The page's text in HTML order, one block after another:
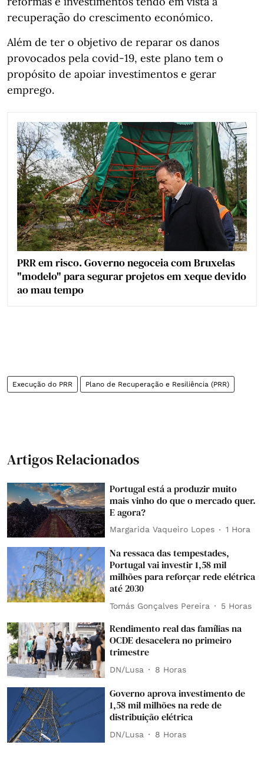
recuperação do crescimento económico.
Além de ter o objetivo de reparar os danos
provocados pela covid-19, este plano tem o
propósito de apoiar investimentos e gerar
emprego.
PRR em risco. Governo negoceia com Bruxelas
"modelo" para segurar projetos em xeque devido
ao mau tempo
Execução do PRR Plano de Recuperação e Resiliência (PRR)
Artigos Relacionados
Portugal está a produzir muito
mais vinho do que o mercado quer.
E agora?
Margarida Vaqueiro Lopes 1 Hora
Na ressaca das tempestades,
Portugal vai investir 1,58 mil
milhões para reforçar rede elétrica
até 2030
Tomás Gonçalves Pereira 5 Horas
Rendimento real das famílias na
OCDE desacelera no primeiro
trimestre
DN/Lusa 8 Horas
Governo aprova investimento de
1,58 mil milhões na rede de
distribuição elétrica
DN/Lusa 8 Horas